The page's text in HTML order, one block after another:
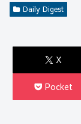
Daily Digest
X
Pocket